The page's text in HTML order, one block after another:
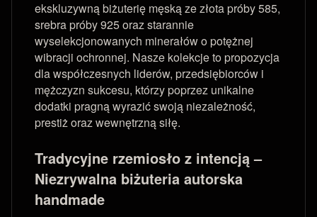
ekskluzywną biżuterię męską ze złota próby 585,
srebra próby 925 oraz starannie
wyselekcjonowanych minerałów o potężnej
wibracji ochronnej. Nasze kolekcje to propozycja
dla współczesnych liderów, przedsiębiorców i
mężczyzn sukcesu, którzy poprzez unikalne
dodatki pragną wyrazić swoją niezależność,
prestiż oraz wewnętrzną siłę.
Tradycyjne rzemiosło z intencją –
Niezrywalna biżuteria autorska
handmade